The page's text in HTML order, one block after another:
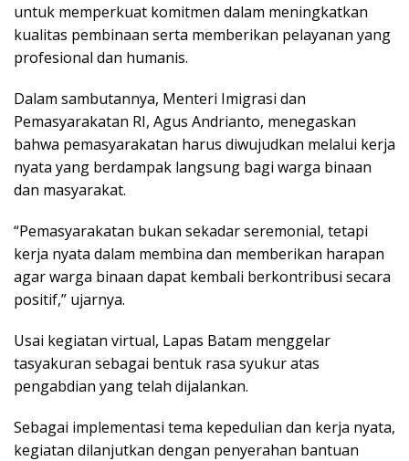
untuk memperkuat komitmen dalam meningkatkan
kualitas pembinaan serta memberikan pelayanan yang
profesional dan humanis.
Dalam sambutannya, Menteri Imigrasi dan
Pemasyarakatan RI, Agus Andrianto, menegaskan
bahwa pemasyarakatan harus diwujudkan melalui kerja
nyata yang berdampak langsung bagi warga binaan
dan masyarakat.
“Pemasyarakatan bukan sekadar seremonial, tetapi
kerja nyata dalam membina dan memberikan harapan
agar warga binaan dapat kembali berkontribusi secara
positif,” ujarnya.
Usai kegiatan virtual, Lapas Batam menggelar
tasyakuran sebagai bentuk rasa syukur atas
pengabdian yang telah dijalankan.
Sebagai implementasi tema kepedulian dan kerja nyata,
kegiatan dilanjutkan dengan penyerahan bantuan